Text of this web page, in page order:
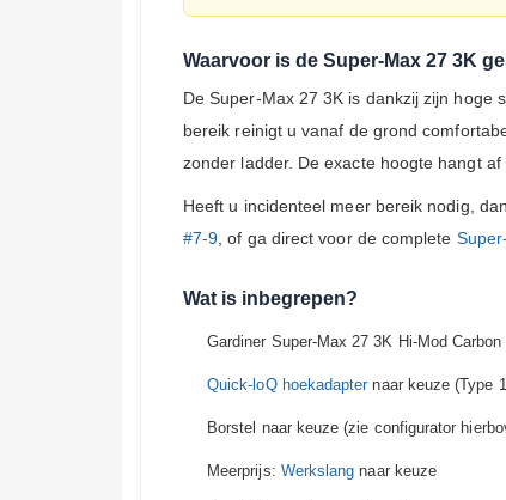
Waarvoor is de Super-Max 27 3K
De Super-Max 27 3K is dankzij zijn hoge
bereik reinigt u vanaf de grond
zonder ladder. De exacte hoogte hangt
Heeft u incidenteel meer bereik nodig,
#7-9 , of ga direct voor de complete
Wat is inbegrepen?
Gardiner Super-Max 27 3K Hi-Mod
Quick-loQ hoekadapternaar keuze (Type
Borstel naar keuze (zie configurator
Meerprijs: Werkslang naar keuze